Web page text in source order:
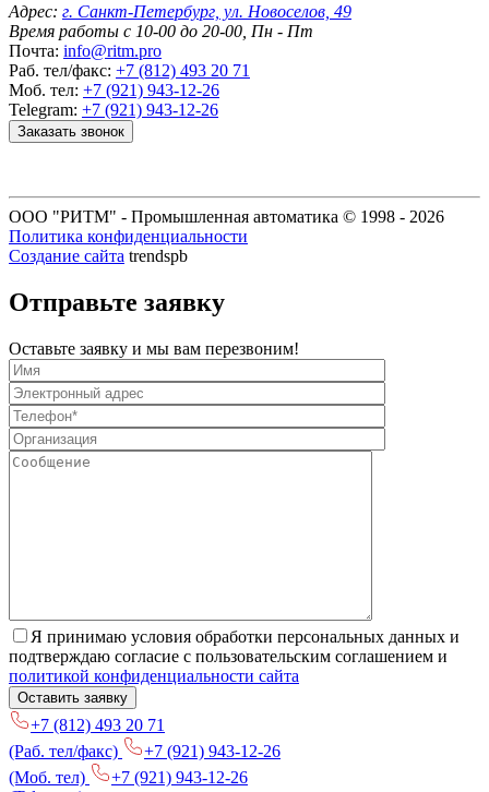
Адрес: г. Санкт-Петербург, ул. Новоселов, 49
Время работы с 10-00 до 20-00, Пн - Пт
Почта: info@ritm.pro
Раб. тел/факс: +7 (812) 493 20 71
Моб. тел: +7 (921) 943-12-26
Telegram: +7 (921) 943-12-26
Заказать звонок
ООО "РИТМ" - Промышленная автоматика © 1998 - 2026
Политика конфиденциальности
Создание сайта trendspb
Отправьте заявку
Оставьте заявку и мы вам перезвоним!
Я принимаю условия обработки персональных данных и
подтверждаю согласие с пользовательским соглашением и
политикой конфиденциальности сайта
+7 (812) 493 20 71
(Раб. тел/факс)
+7 (921) 943-12-26
(Моб. тел)
+7 (921) 943-12-26